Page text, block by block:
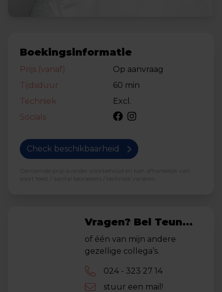
Boekingsinformatie
Prijs (vanaf)
Op aanvraag
Tijdsduur
60 min
Techniek
Excl.
Socials
Check beschikbaarheid
Genoemde prijs is onder voorbehoud en kan afhankelijk van
soort feest / aantal bezoekers / techniek variëren.
Vragen? Bel Teun...
of één van mijn andere
gezellige collega’s.
024 - 323 27 14
stuur een mail!